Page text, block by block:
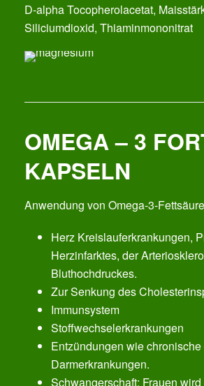
D-alpha Tocopherolacetat,
Siliciumdioxid, Thiaminmononitrat
OMEGA – 3
KAPSELN
Anwendung von Omega-3-
Herz Kreislauferkrankungen,
Herzinfarktes, der
Bluthochdruckes.
Zur Senkung des
Immunsystem
Stoffwechselerkrankungen
Entzündungen wie
Darmerkrankungen.
Schwangerschaft: Frauen